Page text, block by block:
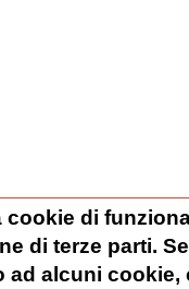
cookie di
di terze parti.
ad alcuni